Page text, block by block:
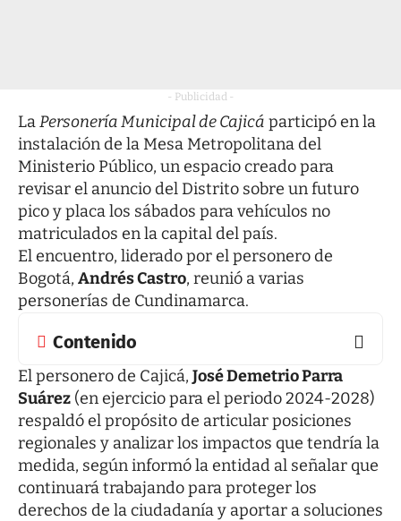
- Publicidad -
LaPersonería Municipal de Cajicá participó en la
instalación de la Mesa Metropolitana del
Ministerio Público, un espacio creado para
revisar el anuncio del Distrito sobre un futuro
pico y placa los sábados para vehículos no
matriculados en la capital del país.
El encuentro, liderado por el personero de
Bogotá, Andrés Castro, reunió a varias
personerías de Cundinamarca.
Contenido
El personero de Cajicá, José Demetrio Parra
Suárez (en ejercicio para el periodo 2024-2028)
respaldó el propósito de articular posiciones
regionales y analizar los impactos que tendría la
medida, según informó la entidad al señalar que
continuará trabajando para proteger los
derechos de la ciudadanía y aportar a soluciones